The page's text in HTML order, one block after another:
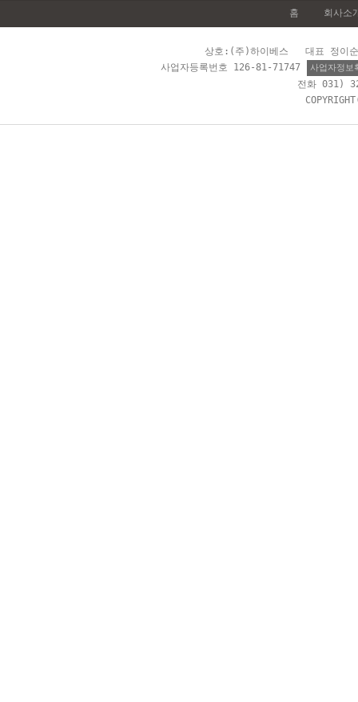
홈 회사소
상호:(주)하이베스 대표 정이
사업자등록번호 126-81-71747
사업자정보
전화 031)